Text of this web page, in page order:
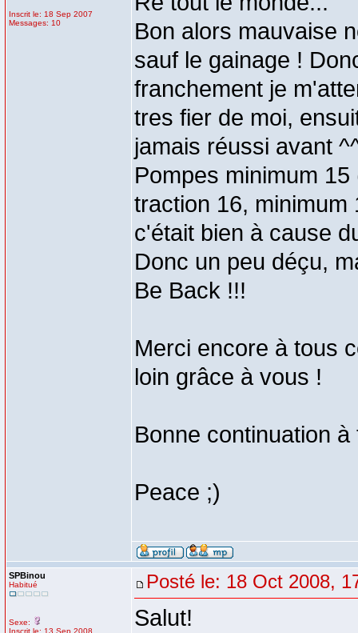
Inscrit le: 18 Sep 2007
Messages: 10
Bon alors mauvaise
sauf le gainage !
franchement je
tres fier de moi,
jamais réussi avant
Pompes minimum
traction 16, minimum
c'était bien à cause
Donc un peu déçu,
Be Back !!!
Merci encore à tous
loin grâce à vous !
Bonne continuation
Peace ;)
SPBinou
Habitué
Sexe:
Inscrit le: 13 Sep 2008
Posté le: 18 Oct 2008,
Salut!